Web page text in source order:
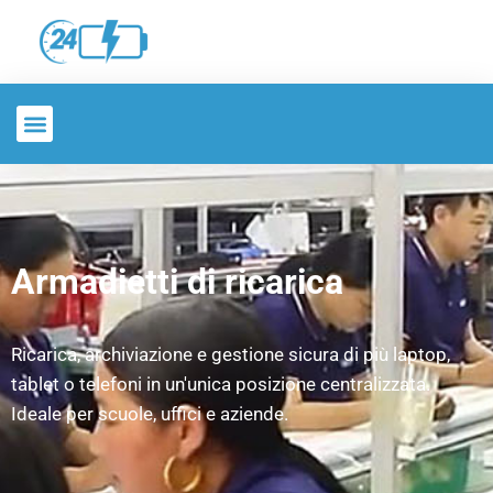
Armadietti di ricarica
Ricarica, archiviazione e gestione sicura di più laptop,
tablet o telefoni in un'unica posizione centralizzata.
Ideale per scuole, uffici e aziende.